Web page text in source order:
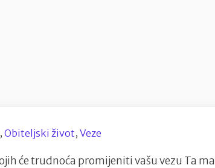
,Obiteljski život,Veze
će trudnoća promijeniti vašu vezu Ta